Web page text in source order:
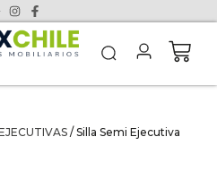
/ Silla Semi Ejecutiva